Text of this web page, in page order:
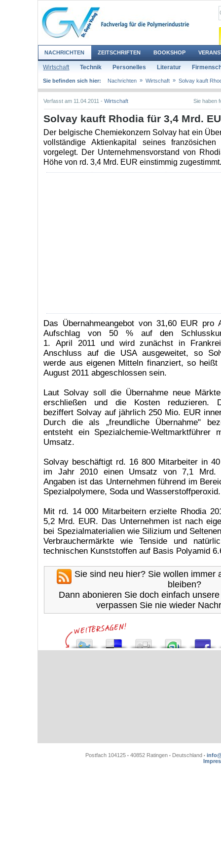
NACHRICHTEN ZEITSCHRIFTEN BOOKSHOP
Wirtschaft Technik Personelles Literatur
Sie befinden sich hier: Nachrichten » Wirtschaft » Solvay kauft
Verfasst am 11.04.2011 -Wirtschaft Sie haben
Solvay kauft Rhodia für 3,4 Mrd.
Der belgische Chemiekonzern Solvay hat ein
vollständige Aktienkapital seines französichen
vorgelegt. Der Unternehmensvorstand von
Höhe von rd. 3,4 Mrd. EUR einstimmig
Das Übernahmeangebot von 31,60 EUR pro
Aufschlag von 50 % auf den
1. April 2011 und wird zunächst in
Anschluss auf die USA ausgeweitet, so
werde aus eigenen Mitteln finanziert, so
August 2011 abgeschlossen sein.
Laut Solvay soll die Übernahme neue
erschließen und die Kosten reduzieren.
beziffert Solvay auf jährlich 250 Mio. EUR
Durch die als „freundliche Übernahme"
entsteht ein Spezialchemie-
Umsatz.
Solvay beschäftigt rd. 16 800 Mitarbeiter in
im Jahr 2010 einen Umsatz von 7,1 Mrd.
Angaben ist das Unternehmen führend im
Spezialpolymere, Soda und Wasserstoffperoxid.
Mit rd. 14 000 Mitarbeitern erzielte Rhodia
5,2 Mrd. EUR. Das Unternehmen ist nach
bei Spezialmaterialien wie Silizium und
Verbrauchermärkte wie Tenside und
technischen Kunststoffen auf Basis Polyamid
Sie sind neu hier? Sie wollen immer
bleiben?
Dann abonieren Sie doch einfach
verpassen Sie nie wieder
Postfach 104125• 40852 Ratingen• Deutschland•